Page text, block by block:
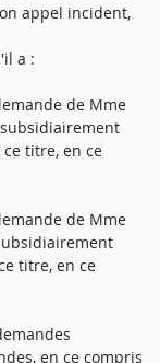
appel incident,
a :
de Mme
titre, en ce
de Mme
titre, en ce
en ce compris